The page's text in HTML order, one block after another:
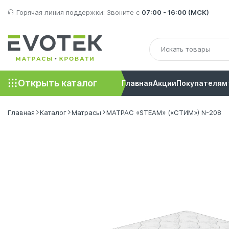
Горячая линия поддержки: Звоните с 07:00 - 16:00 (МСК)
Открыть каталог ГлавнаяАкцииПокупателям
Главная Каталог Матрасы МАТРАС «STEAM» («СТИМ») N-208